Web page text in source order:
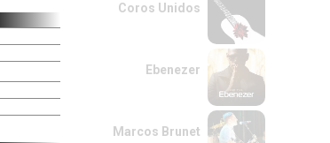
Coros Unidos
Ebenezer
Marcos Brunet